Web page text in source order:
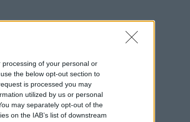
of your personal or
the below opt-out section to
is processed you may
utilized by us or personal
may separately opt-out of the
on the IAB’s list of downstream